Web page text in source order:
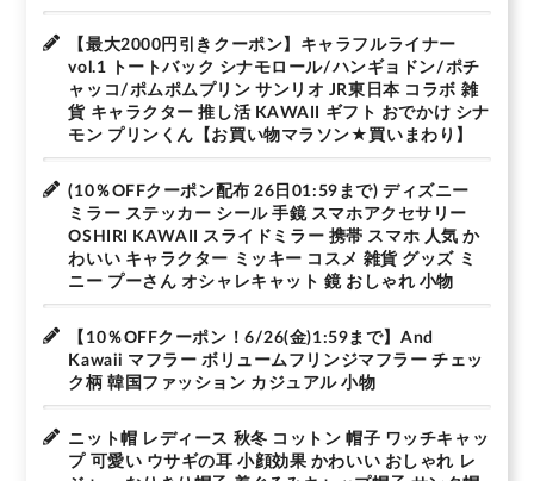
【最大2000円引きクーポン】キャラフルライナー
vol.1 トートバック シナモロール/ハンギョドン/ポチ
ャッコ/ポムポムプリン サンリオ JR東日本 コラボ 雑
貨 キャラクター 推し活 KAWAII ギフト おでかけ シナ
モン プリンくん【お買い物マラソン★買いまわり】
(10％OFFクーポン配布 26日01:59まで) ディズニー
ミラー ステッカー シール 手鏡 スマホアクセサリー
OSHIRI KAWAII スライドミラー 携帯 スマホ 人気 か
わいい キャラクター ミッキー コスメ 雑貨 グッズ ミ
ニー プーさん オシャレキャット 鏡 おしゃれ 小物
【10％OFFクーポン！6/26(金)1:59まで】And
Kawaii マフラー ボリュームフリンジマフラー チェッ
ク柄 韓国ファッション カジュアル 小物
ニット帽 レディース 秋冬 コットン 帽子 ワッチキャッ
プ 可愛い ウサギの耳 小顔効果 かわいい おしゃれ レ